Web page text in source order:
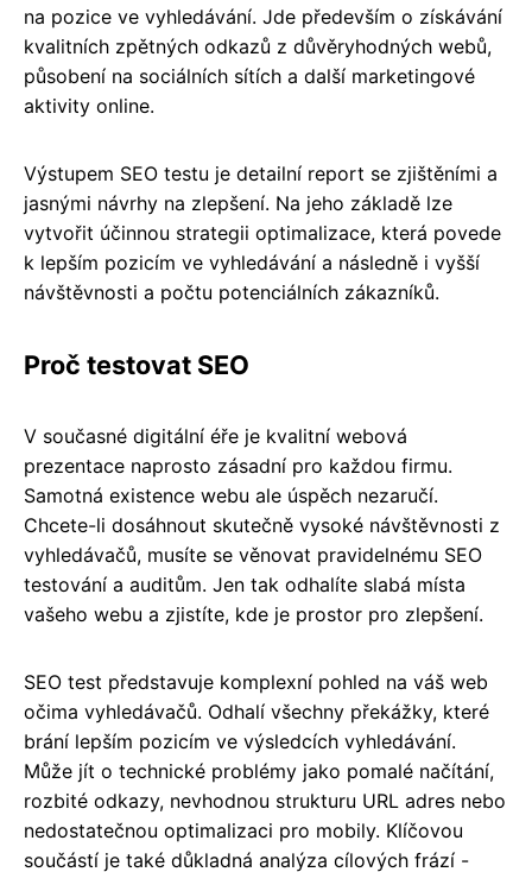
na pozice ve vyhledávání. Jde především o získávání
kvalitních zpětných odkazů z důvěryhodných webů,
působení na sociálních sítích a další marketingové
aktivity online.
Výstupem SEO testu je detailní report se zjištěními a
jasnými návrhy na zlepšení. Na jeho základě lze
vytvořit účinnou strategii optimalizace, která povede
k lepším pozicím ve vyhledávání a následně i vyšší
návštěvnosti a počtu potenciálních zákazníků.
Proč testovat SEO
V současné digitální éře je kvalitní webová
prezentace naprosto zásadní pro každou firmu.
Samotná existence webu ale úspěch nezaručí.
Chcete-li dosáhnout skutečně vysoké návštěvnosti z
vyhledávačů, musíte se věnovat pravidelnému SEO
testování a auditům. Jen tak odhalíte slabá místa
vašeho webu a zjistíte, kde je prostor pro zlepšení.
SEO test představuje komplexní pohled na váš web
očima vyhledávačů. Odhalí všechny překážky, které
brání lepším pozicím ve výsledcích vyhledávání.
Může jít o technické problémy jako pomalé načítání,
rozbité odkazy, nevhodnou strukturu URL adres nebo
nedostatečnou optimalizaci pro mobily. Klíčovou
součástí je také důkladná analýza cílových frází -